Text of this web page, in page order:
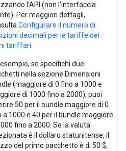
l'API (non l'interfaccia
Per maggiori dettagli,
Configurare il numero di
decimali per le tariffe dei
tariffari
se specifichi due
nella sezione Dimensioni
(maggiore di 0 fino a 1000 e
di 1000 fino a 2000), puoi
50 per il bundle maggiore di 0
a 1000 e 40 per il bundle maggiore
fino a 2000. Se la valuta
è il dollaro statunitense, il
del primo pacchetto è di 50 $,